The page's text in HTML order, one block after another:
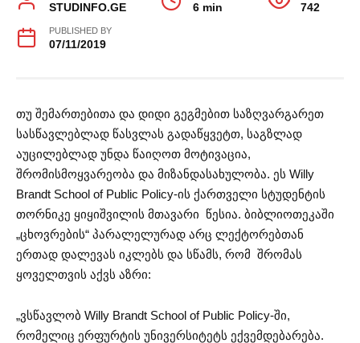
STUDINFO.GE 6 min 742
PUBLISHED BY
07/11/2019
თუ შემართებითა და დიდი გეგმებით საზღვარგარეთ
სასწავლებლად წასვლას გადაწყვეტთ, საგზლად
აუცილებლად უნდა წაიღოთ მოტივაცია,
შრომისმოყვარეობა და მიზანდასახულობა. ეს Willy
Brandt School of Public Policy-ის ქართველი სტუდენტის
თორნიკე ყიყიშვილის მთავარი წესია. ბიბლიოთეკაში
„ცხოვრების“ პარალელურად არც ლექტორებთან
ერთად დალევას იკლებს და სწამს, რომ შრომას
ყოველთვის აქვს აზრი:
„ვსწავლობ Willy Brandt School of Public Policy-ში,
რომელიც ერფურტის უნივერსიტეტს ექვემდებარება.